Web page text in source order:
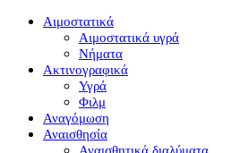
Αιμοστατικά
Αιμοστατικά υγρά
Νήματα
Ακτινογραφικά
Υγρά
Φιλμ
Αναγόμωση
Αναισθησία
Αναισθητικά διαλύματα